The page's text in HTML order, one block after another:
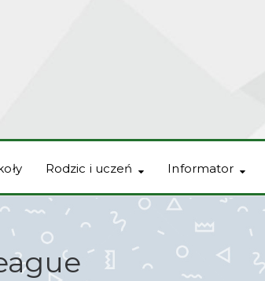
Rodzic i uczeń Informator